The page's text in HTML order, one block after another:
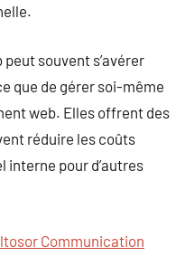
souvent s’avérer
que de gérer soi-même
web. Elles offrent des
réduire les coûts
interne pour d’autres
Communication